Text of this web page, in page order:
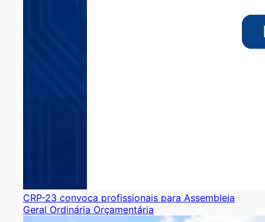
CRP-23 convoca profissionais para Assembleia
Geral Ordinária Orçamentária